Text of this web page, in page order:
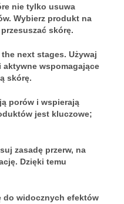
nie tylko usuwa
Wybierz produkt na
skórę.
next stages. Używaj
aktywne wspomagające
skórę.
porów i wspierają
jest kluczowe;
zasadę przerw, na
Dzięki temu
do widocznych efektów